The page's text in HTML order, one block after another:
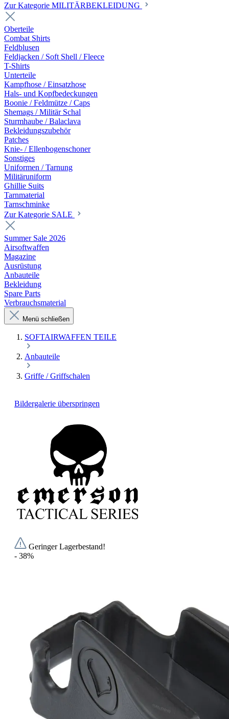
Zur Kategorie MILITÄRBEKLEIDUNG
Oberteile
Combat Shirts
Feldblusen
Feldjacken / Soft Shell / Fleece
T-Shirts
Unterteile
Kampfhose / Einsatzhose
Hals- und Kopfbedeckungen
Boonie / Feldmütze / Caps
Shemags / Militär Schal
Sturmhaube / Balaclava
Bekleidungszubehör
Patches
Knie- / Ellenbogenschoner
Sonstiges
Uniformen / Tarnung
Militäruniform
Ghillie Suits
Tarnmaterial
Tarnschminke
Zur Kategorie SALE
Summer Sale 2026
Airsoftwaffen
Magazine
Ausrüstung
Anbauteile
Bekleidung
Spare Parts
Verbrauchsmaterial
Menü schließen
SOFTAIRWAFFEN TEILE
Anbauteile
Griffe / Griffschalen
Bildergalerie überspringen
Geringer Lagerbestand!
- 38%